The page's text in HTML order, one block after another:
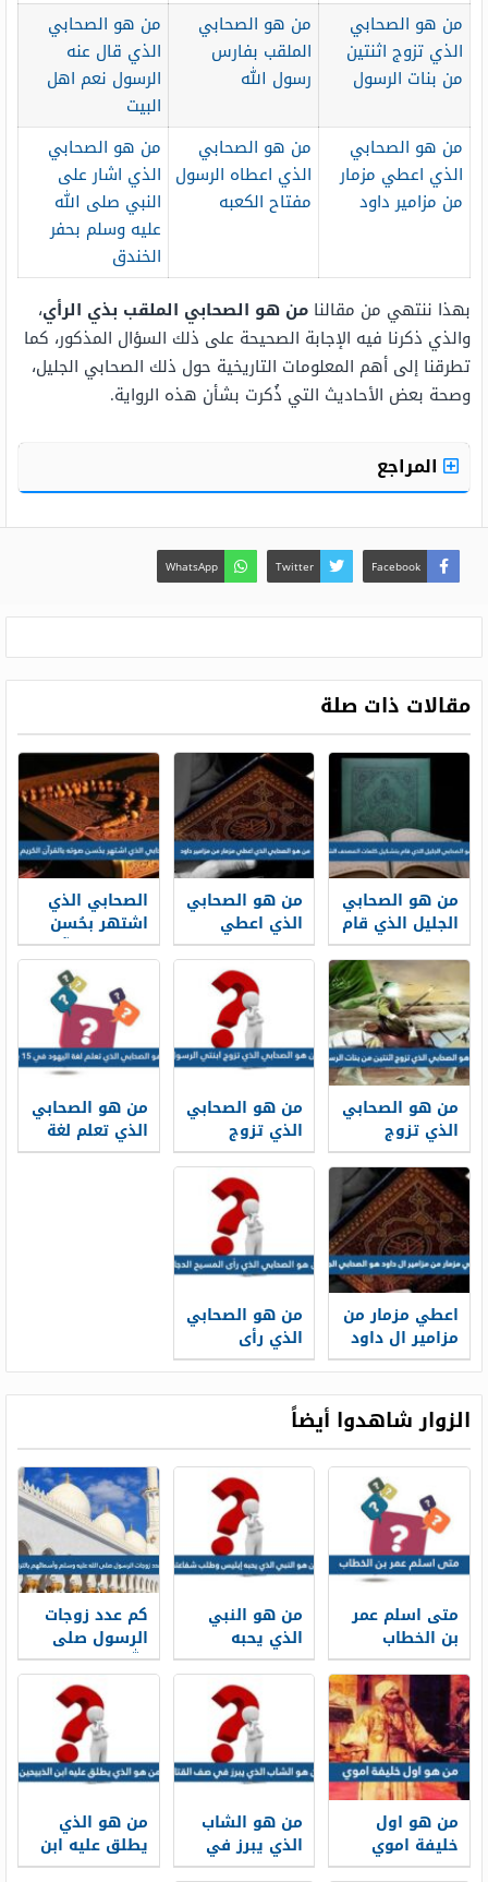
من هو الصحابي
الذي تزوج اثنتين
من بنات الرسول
من هو الصحابي
الملقب بفارس
رسول الله
من هو الصحابي
الذي قال عنه
الرسول نعم اهل
البيت
من هو الصحابي
الذي اعطي مزمار
من مزامير داود
من هو الصحابي
الذي اعطاه الرسول
مفتاح الكعبه
من هو الصحابي
الذي اشار على
النبي صلى الله
عليه وسلم بحفر
الخندق
بهذا ننتهي من مقالنا من هو الصحابي الملقب بذي الرأي،
والذي ذكرنا فيه الإجابة الصحيحة على ذلك السؤال المذكور، كما
تطرقنا إلى أهم المعلومات التاريخية حول ذلك الصحابي الجليل،
وصحة بعض الأحاديث التي ذُكرت بشأن هذه الرواية.
المراجع
Facebook
Twitter
WhatsApp
مقالات ذات صلة
من هو الصحابي
الجليل الذي قام
بتشكيل كلمات
المصحف
الشريف
من هو الصحابي
الذي اعطي
مزمار من
مزامير داود
الصحابي الذي
اشتهر بحُسن
صوته بالقرآن
الكريم هو
من هو الصحابي
الذي تزوج
اثنتين من بنات
الرسول
من هو الصحابي
الذي تزوج
ابنتي الرسول
من هو الصحابي
الذي تعلم لغة
اليهود في 15
اعطي مزمار من
مزامير ال داود
هو الصحابي
من هو الصحابي
الذي رأى
المسيح الدجال
الزوار شاهدوا أيضاً
متى اسلم عمر
بن الخطاب
من هو النبي
الذي يحبه
إبليس وطلب
شفاعته
كم عدد زوجات
الرسول صلى
الله عليه وسلم
وأسمائهم
بالترتيب
من هو اول
خليفة اموي
من هو الشاب
الذي يبرز في
صف القتال
من هو الذي
يطلق عليه ابن
الذبيحين